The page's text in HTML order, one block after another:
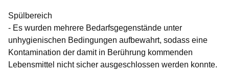
Spülbereich
- Es wurden mehrere Bedarfsgegenstände unter
unhygienischen Bedingungen aufbewahrt, sodass eine
Kontamination der damit in Berührung kommenden
Lebensmittel nicht sicher ausgeschlossen werden konnte.